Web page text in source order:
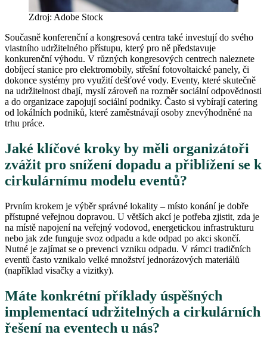
Zdroj: Adobe Stock
Současně konferenční a kongresová centra také investují do svého
vlastního udržitelného přístupu, který pro ně představuje
konkurenční výhodu. V různých kongresových centrech naleznete
dobíjecí stanice pro elektromobily, střešní fotovoltaické panely, či
dokonce systémy pro využití dešťové vody. Eventy, které skutečně
na udržitelnost dbají, myslí zároveň na rozměr sociální odpovědnosti
a do organizace zapojují sociální podniky. Často si vybírají catering
od lokálních podniků, které zaměstnávají osoby znevýhodněné na
trhu práce.
Jaké klíčové kroky by měli organizátoři
zvážit pro snížení dopadu a přiblížení se k
cirkulárnímu modelu eventů?
Prvním krokem je výběr správné lokality–místo konání je dobře
přístupné veřejnou dopravou. U větších akcí je potřeba zjistit, zda je
na místě napojení na veřejný vodovod, energetickou infrastrukturu
nebo jak zde funguje svoz odpadu a kde odpad po akci skončí.
Nutné je zajímat se o prevenci vzniku odpadu. V rámci tradičních
eventů často vznikalo velké množství jednorázových materiálů
(například visačky a vizitky).
Máte konkrétní příklady úspěšných
implementací udržitelných a cirkulárních
řešení na eventech u nás?